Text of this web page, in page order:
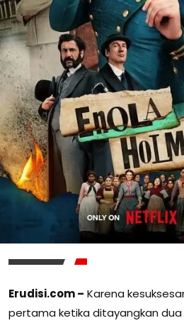
Erudisi.com – Karena
pertama ketika ditayangkan dua